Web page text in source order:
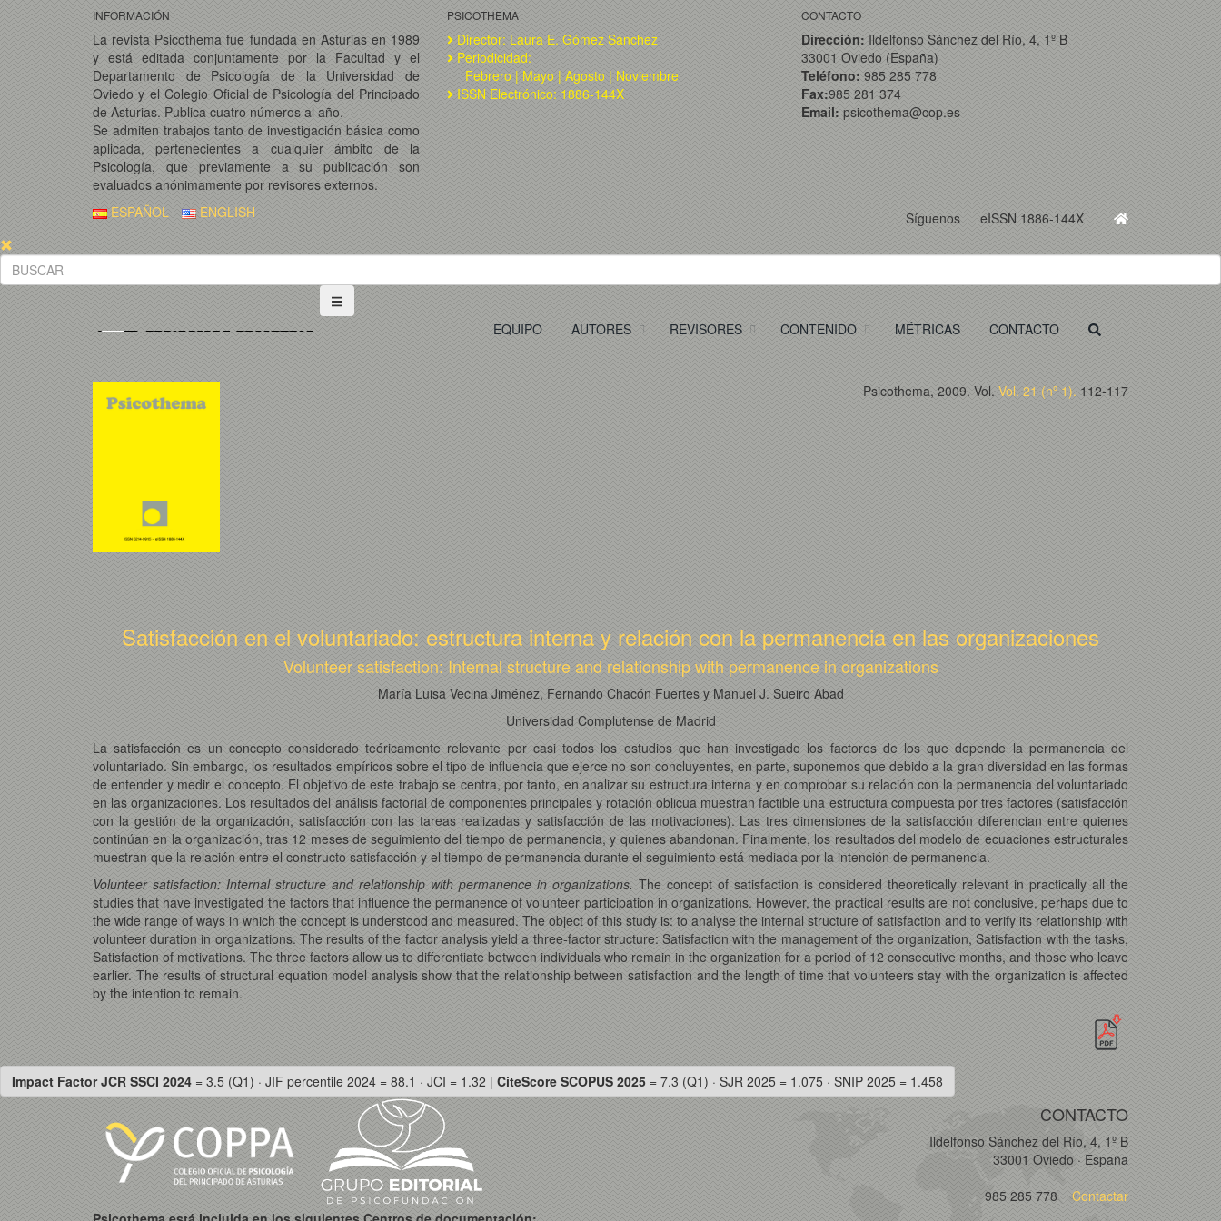
INFORMACIÓN
La revista Psicothema fue fundada en Asturias en 1989
y está editada conjuntamente por la Facultad y el
Departamento de Psicología de la Universidad de
Oviedo y el Colegio Oficial de Psicología del Principado
de Asturias. Publica cuatro números al año.
Se admiten trabajos tanto de investigación básica como
aplicada, pertenecientes a cualquier ámbito de la
Psicología, que previamente a su publicación son
evaluados anónimamente por revisores externos.
PSICOTHEMA
Director: Laura E. Gómez Sánchez
Periodicidad:
Febrero | Mayo | Agosto | Noviembre
ISSN Electrónico: 1886-144X
CONTACTO
Dirección: Ildelfonso Sánchez del Río, 4, 1º B
33001 Oviedo (España)
Teléfono: 985 285 778
Fax:985 281 374
Email: psicothema@cop.es
Síguenos eISSN 1886-144X
ESPAÑOL ENGLISH
EQUIPO AUTORES REVISORES CONTENIDO MÉTRICAS CONTACTO
Psicothema, 2009. Vol. Vol. 21 (nº 1). 112-117
Satisfacción en el voluntariado: estructura interna y relación con la permanencia en las organizaciones
Volunteer satisfaction: Internal structure and relationship with permanence in organizations
María Luisa Vecina Jiménez, Fernando Chacón Fuertes y Manuel J. Sueiro Abad
Universidad Complutense de Madrid
La satisfacción es un concepto considerado teóricamente relevante por casi todos los estudios que han investigado los factores de los que depende la permanencia del
voluntariado. Sin embargo, los resultados empíricos sobre el tipo de influencia que ejerce no son concluyentes, en parte, suponemos que debido a la gran diversidad en las formas
de entender y medir el concepto. El objetivo de este trabajo se centra, por tanto, en analizar su estructura interna y en comprobar su relación con la permanencia del voluntariado
en las organizaciones. Los resultados del análisis factorial de componentes principales y rotación oblicua muestran factible una estructura compuesta por tres factores (satisfacción
con la gestión de la organización, satisfacción con las tareas realizadas y satisfacción de las motivaciones). Las tres dimensiones de la satisfacción diferencian entre quienes
continúan en la organización, tras 12 meses de seguimiento del tiempo de permanencia, y quienes abandonan. Finalmente, los resultados del modelo de ecuaciones estructurales
muestran que la relación entre el constructo satisfacción y el tiempo de permanencia durante el seguimiento está mediada por la intención de permanencia.
Volunteer satisfaction: Internal structure and relationship with permanence in organizations. The concept of satisfaction is considered theoretically relevant in practically all the
studies that have investigated the factors that influence the permanence of volunteer participation in organizations. However, the practical results are not conclusive, perhaps due to
the wide range of ways in which the concept is understood and measured. The object of this study is: to analyse the internal structure of satisfaction and to verify its relationship with
volunteer duration in organizations. The results of the factor analysis yield a three-factor structure: Satisfaction with the management of the organization, Satisfaction with the tasks,
Satisfaction of motivations. The three factors allow us to differentiate between individuals who remain in the organization for a period of 12 consecutive months, and those who leave
earlier. The results of structural equation model analysis show that the relationship between satisfaction and the length of time that volunteers stay with the organization is affected
by the intention to remain.
Impact Factor JCR SSCI 2024 = 3.5 (Q1) · JIF percentile 2024 = 88.1 · JCI = 1.32 | CiteScore SCOPUS 2025 = 7.3 (Q1) · SJR 2025 = 1.075 · SNIP 2025 = 1.458
CONTACTO
Ildelfonso Sánchez del Río, 4, 1º B
33001 Oviedo · España
985 285 778 Contactar